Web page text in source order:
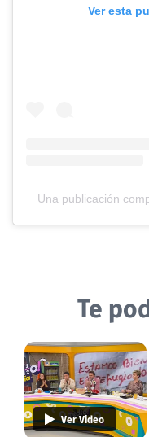
Ver esta
Una publicación
Te
Ver Video